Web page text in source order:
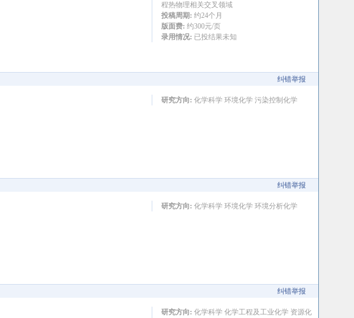
程热物理相关交叉领域
投稿周期: 约24个月
版面费: 约300元/页
录用情况: 已投结果未知
纠错举报
研究方向: 化学科学 环境化学 污染控制化学
纠错举报
研究方向: 化学科学 环境化学 环境分析化学
纠错举报
研究方向: 化学科学 化学工程及工业化学 资源化